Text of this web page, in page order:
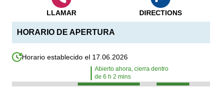
HORARIO DE APERTURA
Horario establecido el 17.06.2026
Abierto ahora, cierra dentro
de 6 h 2 mins
LLAMAR DIRECTIONS